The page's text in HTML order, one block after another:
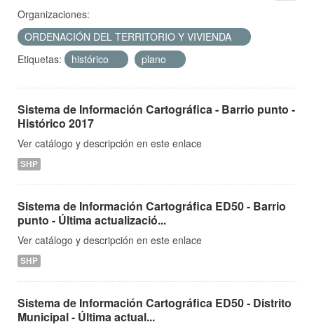
Organizaciones:
ORDENACIÓN DEL TERRITORIO Y VIVIENDA
Etiquetas:
histórico plano
Sistema de Información Cartográfica - Barrio punto -
Histórico 2017
Ver catálogo y descripción en este enlace
SHP
Sistema de Información Cartográfica ED50 - Barrio
punto - Última actualizació...
Ver catálogo y descripción en este enlace
SHP
Sistema de Información Cartográfica ED50 - Distrito
Municipal - Última actual...